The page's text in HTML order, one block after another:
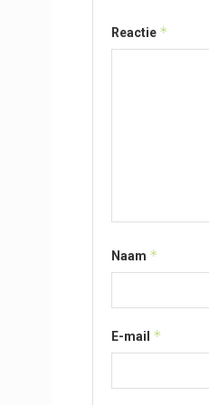
Reactie *
Naam *
E-mail *